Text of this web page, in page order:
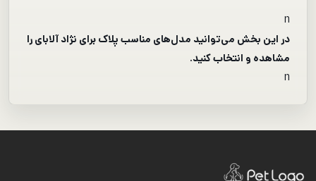
n
در این بخش می‌توانید مدل‌های مناسب پلاک برای نژاد آلابای را
مشاهده و انتخاب کنید.
n